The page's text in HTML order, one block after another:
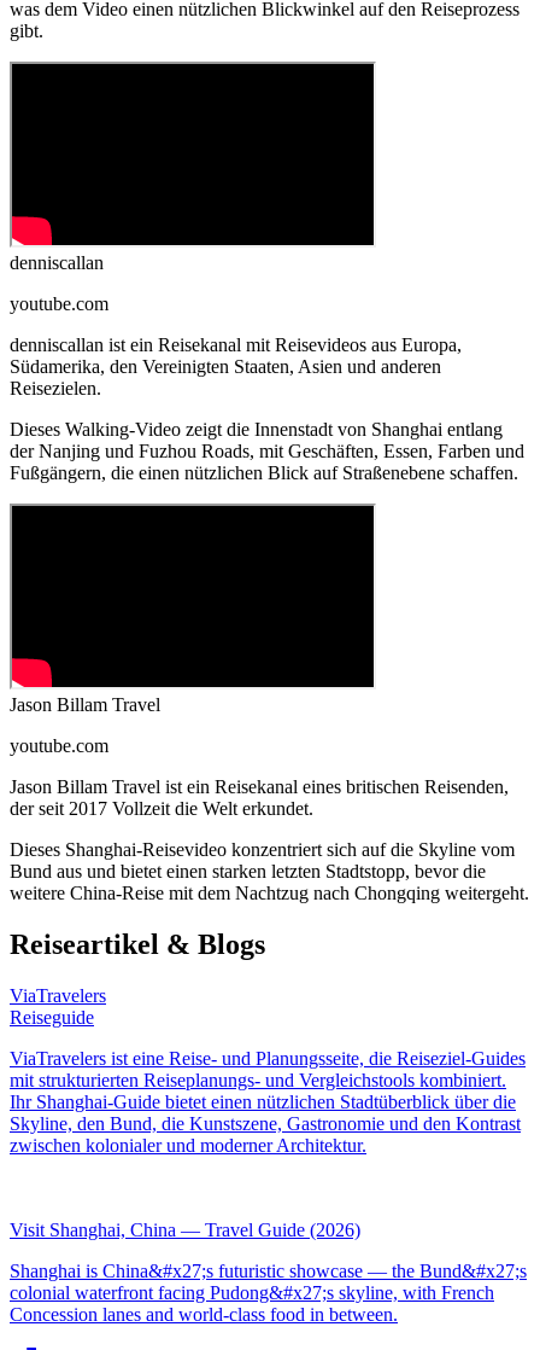
was dem Video einen nützlichen Blickwinkel auf den Reiseprozess
gibt.
denniscallan
youtube.com
denniscallan ist ein Reisekanal mit Reisevideos aus Europa,
Südamerika, den Vereinigten Staaten, Asien und anderen
Reisezielen.
Dieses Walking-Video zeigt die Innenstadt von Shanghai entlang
der Nanjing und Fuzhou Roads, mit Geschäften, Essen, Farben und
Fußgängern, die einen nützlichen Blick auf Straßenebene schaffen.
Jason Billam Travel
youtube.com
Jason Billam Travel ist ein Reisekanal eines britischen Reisenden,
der seit 2017 Vollzeit die Welt erkundet.
Dieses Shanghai-Reisevideo konzentriert sich auf die Skyline vom
Bund aus und bietet einen starken letzten Stadtstopp, bevor die
weitere China-Reise mit dem Nachtzug nach Chongqing weitergeht.
Reiseartikel & Blogs
ViaTravelers
Reiseguide
ViaTravelers ist eine Reise- und Planungsseite, die Reiseziel-Guides
mit strukturierten Reiseplanungs- und Vergleichstools kombiniert.
Ihr Shanghai-Guide bietet einen nützlichen Stadtüberblick über die
Skyline, den Bund, die Kunstszene, Gastronomie und den Kontrast
zwischen kolonialer und moderner Architektur.
Visit Shanghai, China — Travel Guide (2026)
Shanghai is China&#x27;s futuristic showcase — the Bund&#x27;s
colonial waterfront facing Pudong&#x27;s skyline, with French
Concession lanes and world-class food in between.